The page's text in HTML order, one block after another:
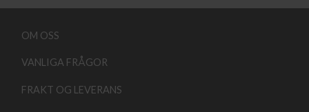
OM OSS
VANLIGA FRÅGOR
FRAKT OG LEVERANS